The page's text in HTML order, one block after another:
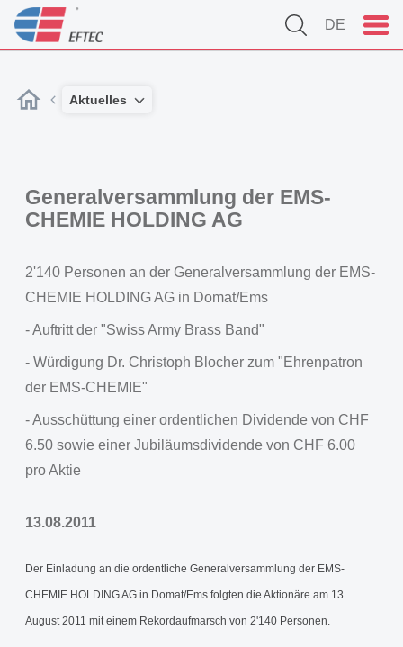
DE
Aktuelles
Generalversammlung der EMS-
CHEMIE HOLDING AG
2'140 Personen an der Generalversammlung der EMS-
CHEMIE HOLDING AG in Domat/Ems
- Auftritt der "Swiss Army Brass Band"
- Würdigung Dr. Christoph Blocher zum "Ehrenpatron
der EMS-CHEMIE"
- Ausschüttung einer ordentlichen Dividende von CHF
6.50 sowie einer Jubiläumsdividende von CHF 6.00
pro Aktie
13.08.2011
Der Einladung an die ordentliche Generalversammlung der EMS-
CHEMIE HOLDING AG in Domat/Ems folgten die Aktionäre am 13.
August 2011 mit einem Rekordaufmarsch von 2'140 Personen.